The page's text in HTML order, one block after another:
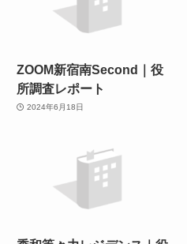
ZOOM新宿南Second｜役
所調査レポート
2024年6月18日